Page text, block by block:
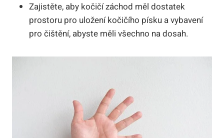
Zajistěte, aby kočičí záchod měl dostatek
prostoru pro uložení kočičího písku a vybavení
pro čištění, abyste měli všechno na dosah.